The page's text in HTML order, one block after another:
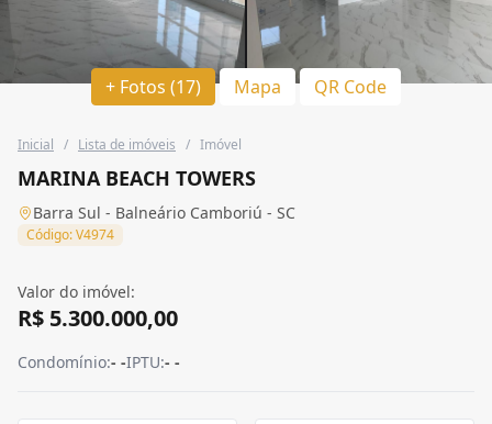
+ Fotos (17) Mapa QR Code
Inicial / Lista de imóveis / Imóvel
MARINA BEACH TOWERS
Barra Sul - Balneário Camboriú - SC
Código: V4974
Valor do imóvel:
R$ 5.300.000,00
Condomínio:- -IPTU:- -